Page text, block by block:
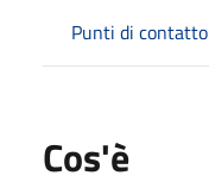
Punti di contatto
Cos'è